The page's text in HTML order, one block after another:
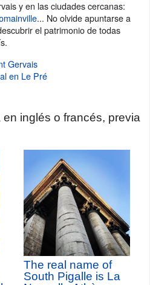
y en las ciudades cercanas:
... No olvide apuntarse a
el patrimonio de todas
Gervais
en Le Pré
inglés o francés, previa
The real name of
South Pigalle is La